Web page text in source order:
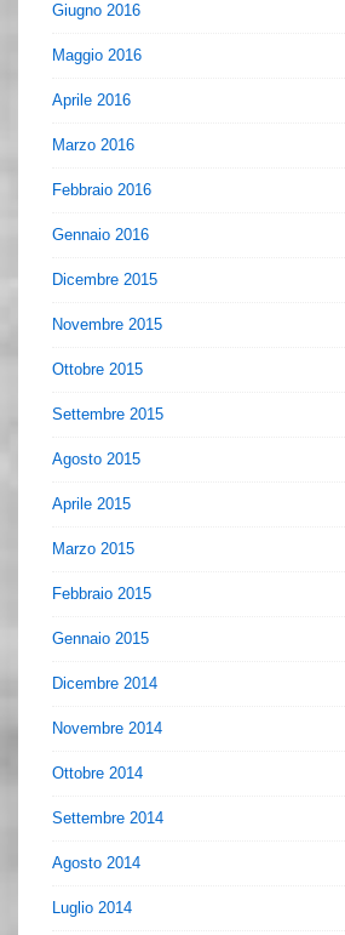
Giugno 2016
Maggio 2016
Aprile 2016
Marzo 2016
Febbraio 2016
Gennaio 2016
Dicembre 2015
Novembre 2015
Ottobre 2015
Settembre 2015
Agosto 2015
Aprile 2015
Marzo 2015
Febbraio 2015
Gennaio 2015
Dicembre 2014
Novembre 2014
Ottobre 2014
Settembre 2014
Agosto 2014
Luglio 2014